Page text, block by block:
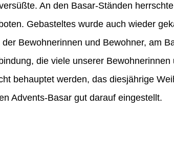
An den Basar-Ständen
Gebasteltes wurde auch wieder
Bewohnerinnen und Bewohner, am
die viele unserer
behauptet werden, das diesjährige
Advents-Basar gut darauf eingestellt.